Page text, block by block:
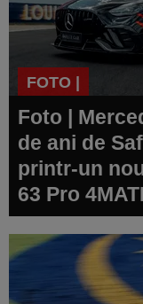
FOTO |
Foto |
de ani de
printr-un
63 Pro